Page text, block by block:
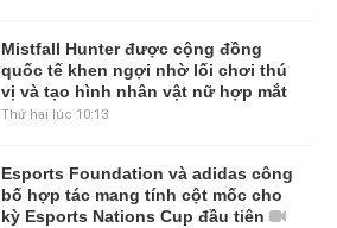
Mistfall Hunter được cộng đồng
quốc tế khen ngợi nhờ lối chơi thú
vị và tạo hình nhân vật nữ hợp mắt
Thứ hai lúc 10:13
Esports Foundation và adidas công
bố hợp tác mang tính cột mốc cho
kỳ Esports Nations Cup đầu tiên